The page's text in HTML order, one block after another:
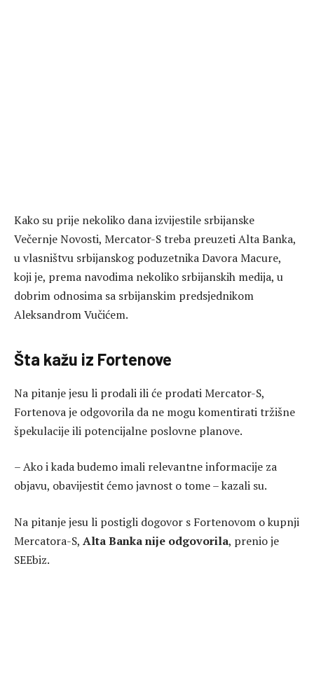
Kako su prije nekoliko dana izvijestile srbijanske
Večernje Novosti, Mercator-S treba preuzeti Alta Banka,
u vlasništvu srbijanskog poduzetnika Davora Macure,
koji je, prema navodima nekoliko srbijanskih medija, u
dobrim odnosima sa srbijanskim predsjednikom
Aleksandrom Vučićem.
Šta kažu iz Fortenove
Na pitanje jesu li prodali ili će prodati Mercator-S,
Fortenova je odgovorila da ne mogu komentirati tržišne
špekulacije ili potencijalne poslovne planove.
– Ako i kada budemo imali relevantne informacije za
objavu, obavijestit ćemo javnost o tome – kazali su.
Na pitanje jesu li postigli dogovor s Fortenovom o kupnji
Mercatora-S, Alta Banka nije odgovorila, prenio je
SEEbiz.